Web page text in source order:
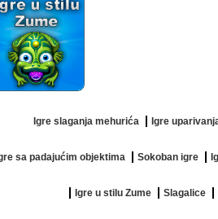
Igre slaganja mehurića Igre
sa padajućim objektima Sokoban igre
Igre u stilu Zume Slagalice